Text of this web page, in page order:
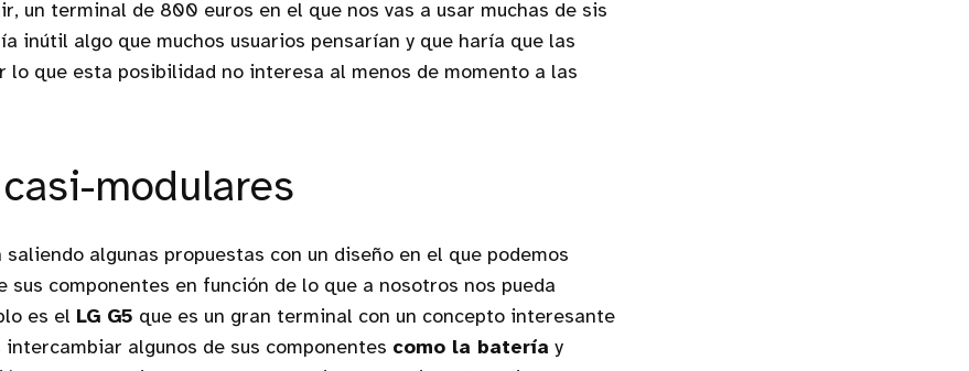
un terminal de 800 euros en el que nos vas a usar muchas de sis
inútil algo que muchos usuarios pensarían y que haría que las
lo que esta posibilidad no interesa al menos de momento a las
modulares
algunas propuestas con un diseño en el que podemos
sus componentes en función de lo que a nosotros nos pueda
es el LG G5 que es un gran terminal con un concepto interesante
intercambiar algunos de sus componentes como la batería y